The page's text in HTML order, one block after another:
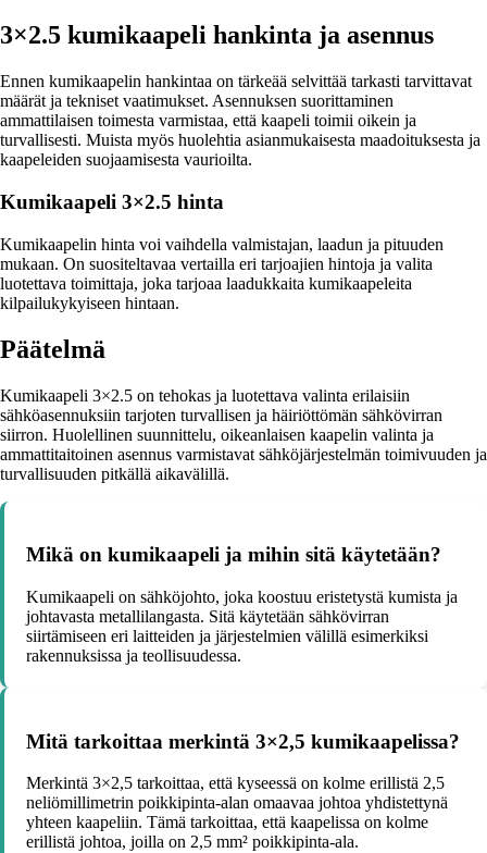
3×2.5 kumikaapeli hankinta ja asennus
Ennen kumikaapelin hankintaa on tärkeää selvittää tarkasti tarvittavat
määrät ja tekniset vaatimukset. Asennuksen suorittaminen
ammattilaisen toimesta varmistaa, että kaapeli toimii oikein ja
turvallisesti. Muista myös huolehtia asianmukaisesta maadoituksesta ja
kaapeleiden suojaamisesta vaurioilta.
Kumikaapeli 3×2.5 hinta
Kumikaapelin hinta voi vaihdella valmistajan, laadun ja pituuden
mukaan. On suositeltavaa vertailla eri tarjoajien hintoja ja valita
luotettava toimittaja, joka tarjoaa laadukkaita kumikaapeleita
kilpailukykyiseen hintaan.
Päätelmä
Kumikaapeli 3×2.5 on tehokas ja luotettava valinta erilaisiin
sähköasennuksiin tarjoten turvallisen ja häiriöttömän sähkövirran
siirron. Huolellinen suunnittelu, oikeanlaisen kaapelin valinta ja
ammattitaitoinen asennus varmistavat sähköjärjestelmän toimivuuden ja
turvallisuuden pitkällä aikavälillä.
Mikä on kumikaapeli ja mihin sitä käytetään?
Kumikaapeli on sähköjohto, joka koostuu eristetystä kumista ja
johtavasta metallilangasta. Sitä käytetään sähkövirran
siirtämiseen eri laitteiden ja järjestelmien välillä esimerkiksi
rakennuksissa ja teollisuudessa.
Mitä tarkoittaa merkintä 3×2,5 kumikaapelissa?
Merkintä 3×2,5 tarkoittaa, että kyseessä on kolme erillistä 2,5
neliömillimetrin poikkipinta-alan omaavaa johtoa yhdistettynä
yhteen kaapeliin. Tämä tarkoittaa, että kaapelissa on kolme
erillistä johtoa, joilla on 2,5 mm² poikkipinta-ala.